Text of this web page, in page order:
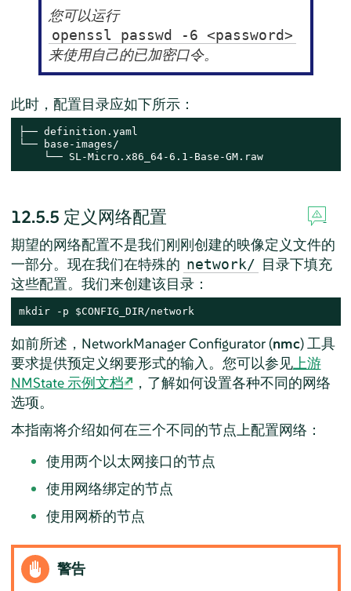
您可以运行
openssl passwd -6 <password>
来使用自己的已加密口令。
此时，配置目录应如下所示：
├── definition.yaml
└── base-images/
    └── SL-Micro.x86_64-6.1-Base-GM.raw
12.5.5 定义网络配置
期望的网络配置不是我们刚刚创建的映像定义文件的
一部分。现在我们在特殊的 network/ 目录下填充
这些配置。我们来创建该目录：
mkdir -p $CONFIG_DIR/network
如前所述，NetworkManager Configurator (nmc) 工具
要求提供预定义纲要形式的输入。您可以参见上游
NMState 示例文档
，了解如何设置各种不同的网络
选项。
本指南将介绍如何在三个不同的节点上配置网络：
使用两个以太网接口的节点
使用网络绑定的节点
使用网桥的节点
警告